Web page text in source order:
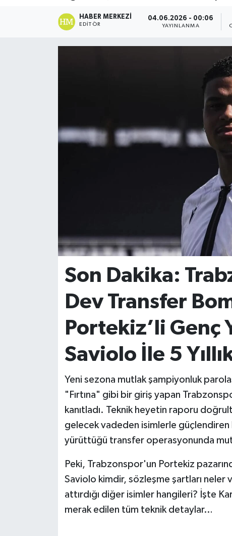
HABER MERKEZI
EDITÖR
04.06.2026 - 00:06
YAYINLANMA
Son Dakika:
Dev Transfer
Portekiz’li Genç
Saviolo İle 5
Yeni sezona mutlak şampiyonluk
"Fırtına" gibi bir giriş yapan
kanıtladı. Teknik heyetin raporu
gelecek vadeden isimlerle
yürüttüğü transfer operasyonunda
Peki, Trabzonspor'un Portekiz
Saviolo kimdir, sözleşme şartları neler
attırdığı diğer isimler hangileri? İşte
merak edilen tüm teknik detaylar…
KENT GÜNDEMİ
KÜLTÜR-SANAT
MAGAZİN
Resmi İlanlar